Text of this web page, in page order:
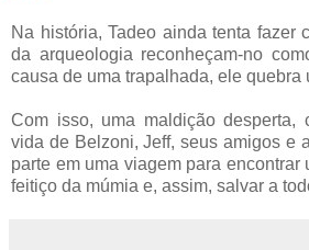
Na história, Tadeo ainda tenta fazer
da arqueologia reconheçam-no
causa de uma trapalhada, ele quebra
Com isso, uma maldição desperta,
vida de Belzoni, Jeff, seus amigos e
parte em uma viagem para encontrar
feitiço da múmia e, assim, salvar a